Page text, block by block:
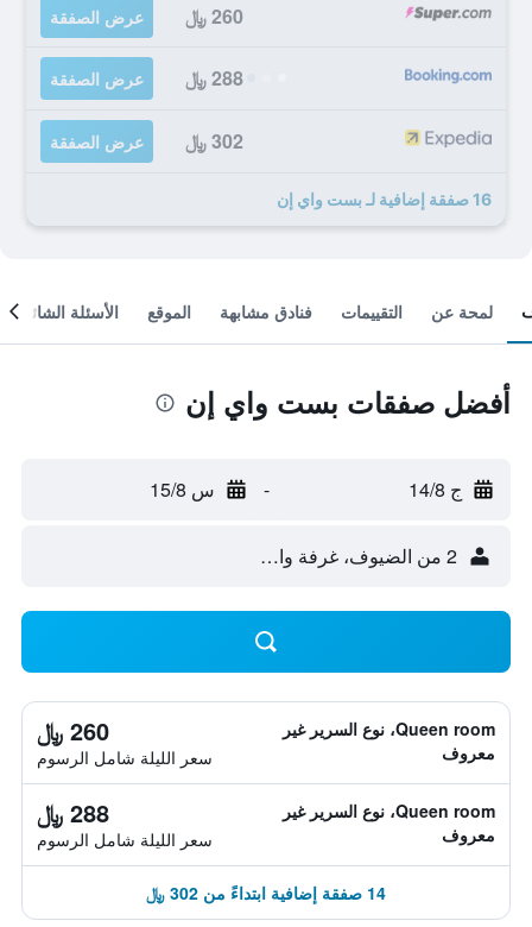
260 ﷼ عرض الصفقة
288 ﷼ عرض الصفقة
302 ﷼ عرض الصفقة
16 صفقة إضافية لـ بست واي إن
لمحة عن التقييمات فنادق مشابهة الموقع الأسئلة الشائعة
أفضل صفقات بست واي إن
ج 14/8 - س 15/8
2 من الضيوف، غرفة واحدة
Queen room، نوع السرير غير
معروف
260 ﷼
سعر الليلة شامل الرسوم
Queen room، نوع السرير غير
معروف
288 ﷼
سعر الليلة شامل الرسوم
14 صفقة إضافية ابتداءً من 302 ﷼